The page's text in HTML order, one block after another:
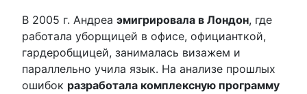
В 2005 г. Андреа эмигрировала в Лондон, где
работала уборщицей в офисе, официанткой,
гардеробщицей, занималась визажем и
параллельно учила язык. На анализе прошлых
ошибок разработала комплексную программу